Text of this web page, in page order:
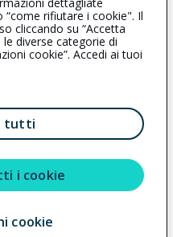
dell’IVASS. Consulta il
Il Gruppo Generali
|
Accessibilità
è un marchio commerciale di
Assicurazioni Generali S.p.A.
“come rifiutare i cookie". Il
cliccando su “Accetta
diverse categorie di
cookie”. Accedi ai tuoi
tutti
i cookie
cookie